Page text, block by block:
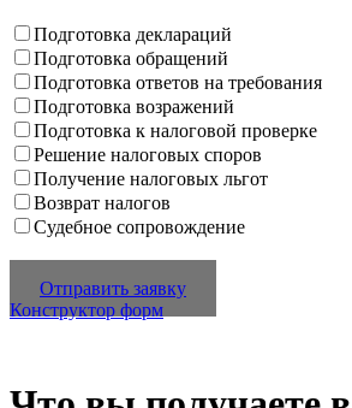
Подготовка деклараций
Подготовка обращений
Подготовка ответов на требования
Подготовка возражений
Подготовка к налоговой проверке
Решение налоговых споров
Получение налоговых льгот
Возврат налогов
Судебное сопровождение
Отправить заявку
Конструктор форм